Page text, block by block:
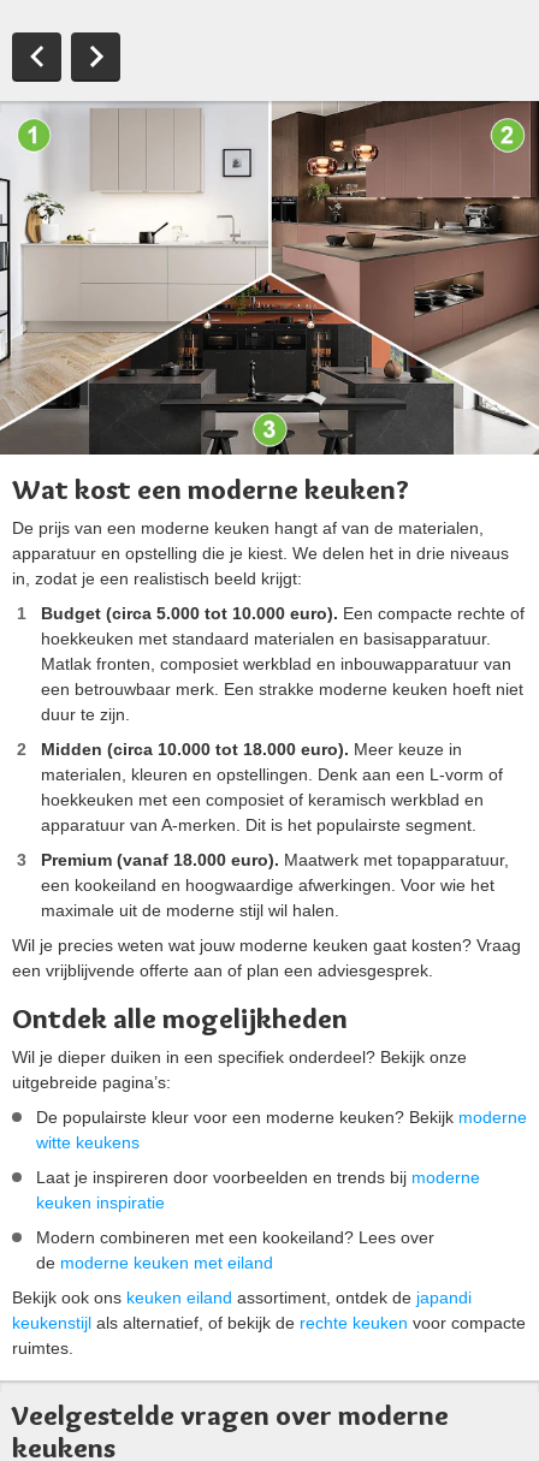
Wat kost een moderne keuken?
De prijs van een moderne keuken hangt af van de materialen,
apparatuur en opstelling die je kiest. We delen het in drie niveaus
in, zodat je een realistisch beeld krijgt:
Budget (circa 5.000 tot 10.000 euro). Een compacte rechte of
hoekkeuken met standaard materialen en basisapparatuur.
Matlak fronten, composiet werkblad en inbouwapparatuur van
een betrouwbaar merk. Een strakke moderne keuken hoeft niet
duur te zijn.
Midden (circa 10.000 tot 18.000 euro). Meer keuze in
materialen, kleuren en opstellingen. Denk aan een L-vorm of
hoekkeuken met een composiet of keramisch werkblad en
apparatuur van A-merken. Dit is het populairste segment.
Premium (vanaf 18.000 euro). Maatwerk met topapparatuur,
een kookeiland en hoogwaardige afwerkingen. Voor wie het
maximale uit de moderne stijl wil halen.
Wil je precies weten wat jouw moderne keuken gaat kosten? Vraag
een vrijblijvende offerte aan of plan een adviesgesprek.
Ontdek alle mogelijkheden
Wil je dieper duiken in een specifiek onderdeel? Bekijk onze
uitgebreide pagina’s:
De populairste kleur voor een moderne keuken? Bekijk moderne
witte keukens
Laat je inspireren door voorbeelden en trends bij moderne
keuken inspiratie
Modern combineren met een kookeiland? Lees over
de moderne keuken met eiland
Bekijk ook ons keuken eiland assortiment, ontdek de japandi
keukenstijl als alternatief, of bekijk de rechte keuken voor compacte
ruimtes.
Veelgestelde vragen over moderne
keukens